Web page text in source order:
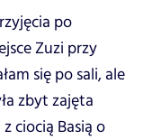
po
Zuzi przy
się po sali, ale
zbyt zajęta
ciocią Basią o